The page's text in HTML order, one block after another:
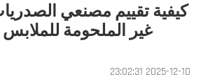
كيفية تقييم مصنعي
غير الملحومة للملابس
2025-12-10 23:02:31